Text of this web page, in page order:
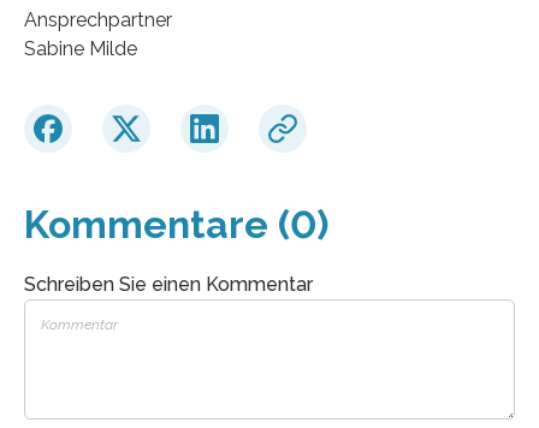
Ansprechpartner
Sabine Milde
Kommentare (0)
Schreiben Sie einen Kommentar